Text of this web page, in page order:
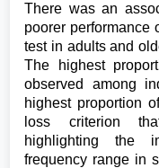
There was an
poorer performance
test in adults and
The highest
observed among
highest proportion
loss criterion
highlighting the
frequency range in